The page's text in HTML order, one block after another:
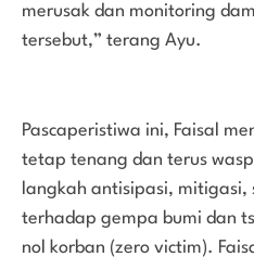
merusak dan monitoring
tersebut,” terang Ayu.
Pascaperistiwa ini, Faisal
tetap tenang dan terus
langkah antisipasi,
terhadap gempa bumi dan
nol korban (zero victim).